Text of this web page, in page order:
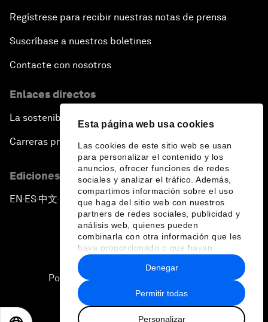
Esta página web usa cookies
Las cookies de este sitio web se usan
para personalizar el contenido y los
anuncios, ofrecer funciones de redes
sociales y analizar el tráfico. Además,
compartimos información sobre el uso
que haga del sitio web con nuestros
partners de redes sociales, publicidad y
análisis web, quienes pueden
combinarla con otra información que les
haya proporcionado o que hayan
recopilado a partir del uso que haya
hecho de sus servicios.
Permitir todas
Personalizar
Denegar
Regístrese para recibir nuestras notas de prensa
Suscríbase a nuestros boletines
Contacte con nosotros
Enlaces directos
La sostenibilidad en el Foro
Carreras profesionales
Ediciones en otros idiomas
EN ▪ ES▪中文▪ 日本語
Política de privacidad y normas de uso